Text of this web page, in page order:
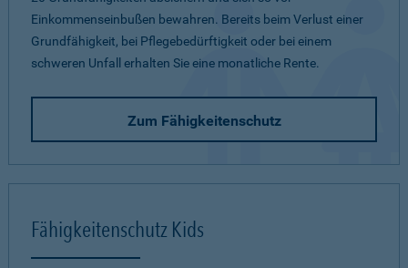
Einkommenseinbußen bewahren. Bereits beim Verlust einer
Grundfähigkeit, bei Pflegebedürftigkeit oder bei einem
schweren Unfall erhalten Sie eine monatliche Rente.
Zum Fähigkeitenschutz
Fähigkeitenschutz Kids